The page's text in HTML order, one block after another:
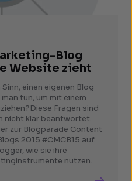
Blog
Website zieht
einen eigenen Blog
tun, um mit einem
Fragen sind
nicht klar beantwortet.
zur Blogparade Content
2015 #CMCB15 auf.
wie sie ihre
nutzen.